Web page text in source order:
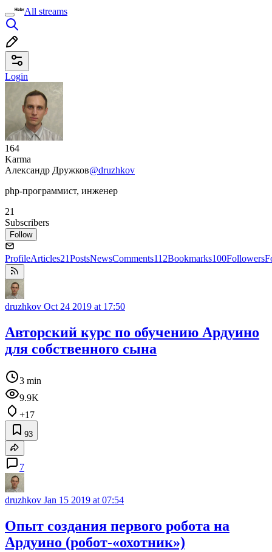
All streams
Login
164
Karma
Александр Дружков@druzhkov
php-программист, инженер
21
Subscribers
Follow
ProfileArticles21PostsNewsComments112Bookmarks100Followers
druzhkov Oct 24 2019 at 17:50
Авторский курс по обучению Ардуино
для собственного сына
3 min
9.9K
+17
93
7
druzhkov Jan 15 2019 at 07:54
Опыт создания первого робота на
Ардуино (робот-«охотник»)